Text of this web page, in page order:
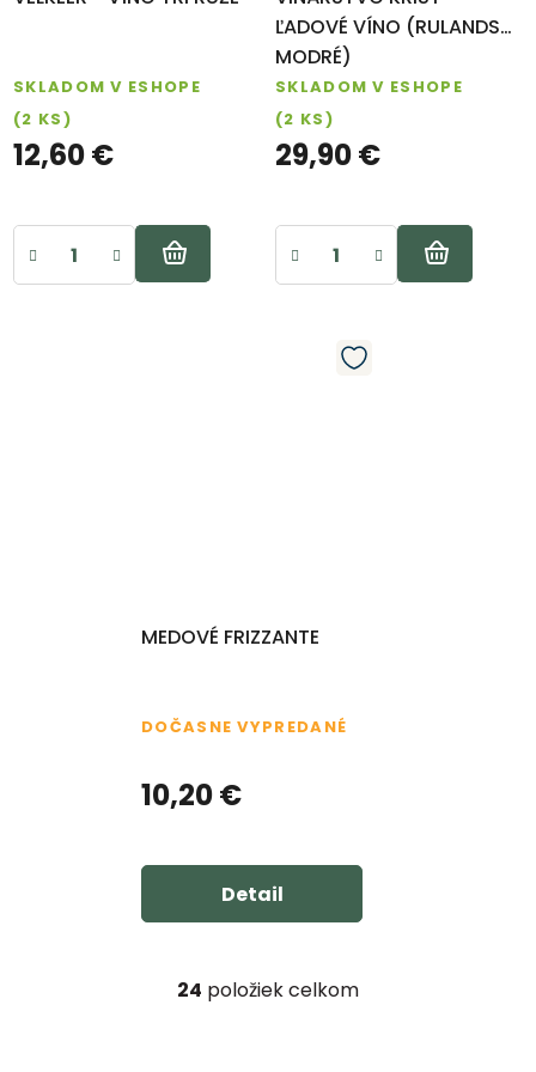
SKLADOM V ESHOPE
(2 KS)
12,60 €
ĽADOVÉ VÍNO (RULANDSKÉ
MODRÉ)
SKLADOM V ESHOPE
(2 KS)
29,90 €
MEDOVÉ FRIZZANTE
DOČASNE VYPREDANÉ
10,20 €
Detail
O
24 položiek celkom